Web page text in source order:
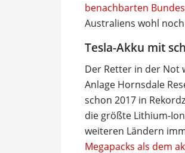
benachbarten
Australiens wohl
Tesla-Akku mit
Der Retter in der Not
Anlage Hornsdale
schon 2017 in
die größte Lithium-
weiteren Ländern
Megapacks als dem